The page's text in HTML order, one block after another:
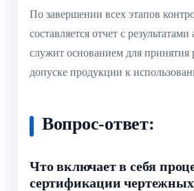
По завершении всех этапов
составляется отчет с
служит основанием для принятия
допуске продукции к
Вопрос-ответ:
Что включает в себя
сертификации чертежных